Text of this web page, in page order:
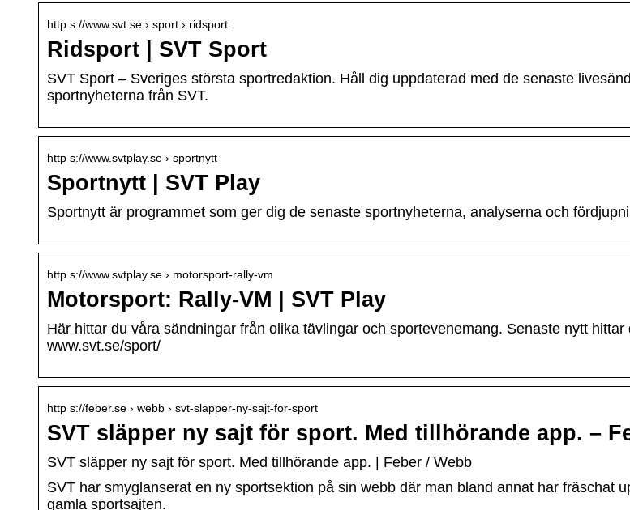
http s://www.svt.se › sport › ridsport
Ridsport | SVT Sport
SVT Sport – Sveriges största sportredaktion. Håll dig uppdaterad med de senaste
sportnyheterna från SVT.
http s://www.svtplay.se › sportnytt
Sportnytt | SVT Play
Sportnytt är programmet som ger dig de senaste sportnyheterna, analyserna och
http s://www.svtplay.se › motorsport-rally-vm
Motorsport: Rally-VM | SVT Play
Här hittar du våra sändningar från olika tävlingar och sportevenemang. Senaste nytt hittar
www.svt.se/sport/
http s://feber.se › webb › svt-slapper-ny-sajt-for-sport
SVT släpper ny sajt för sport. Med tillhörande app. –
SVT släpper ny sajt för sport. Med tillhörande app. | Feber / Webb
SVT har smyglanserat en ny sportsektion på sin webb där man bland annat har fräschat
gamla sportsajten.